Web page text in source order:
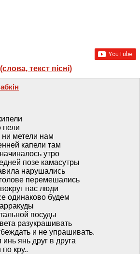
текст пісні)
пели
метели нам
капели там
утро
позе камасутры
нарушались
перемешались
нас люди
одинаково будем
посуды
разукрашивать
и не упрашивать.
янь друг в друга
кру..